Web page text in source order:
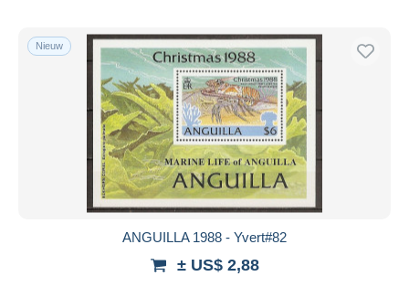
Nieuw
ANGUILLA 1988 - Yvert#82
± US$ 2,88